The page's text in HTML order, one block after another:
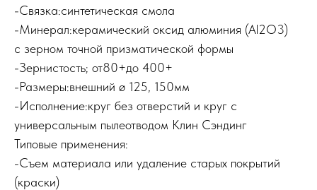
-Связка:синтетическая смола
-Минерал:керамический оксид алюминия (Al2O3)
с зерном точной призматической формы
-Зернистость; от80+до 400+
-Размеры:внешний ø 125, 150мм
-Исполнение:круг без отверстий и круг с
универсальным пылеотводом Клин Сэндинг
Типовые применения:
-Съем материала или удаление старых покрытий
(краски)